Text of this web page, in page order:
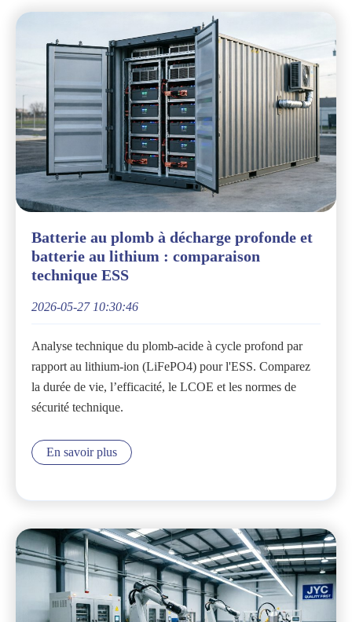
Batterie au plomb à décharge profonde et
batterie au lithium : comparaison
technique ESS
2026-05-27 10:30:46
Analyse technique du plomb-acide à cycle profond par
rapport au lithium-ion (LiFePO4) pour l'ESS. Comparez
la durée de vie, l’efficacité, le LCOE et les normes de
sécurité technique.
En savoir plus